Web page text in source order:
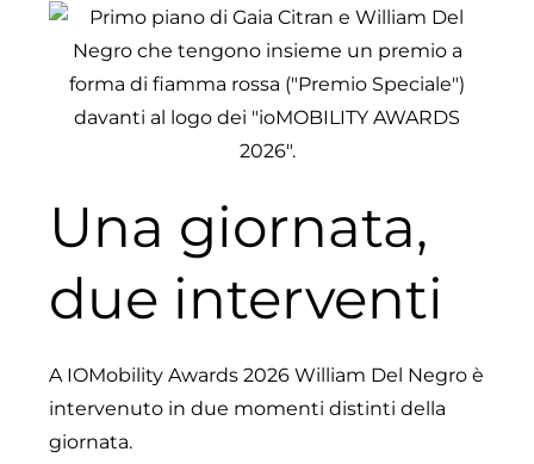
Una giornata,
due interventi
A IOMobility Awards 2026 William Del Negro è
intervenuto in due momenti distinti della
giornata.